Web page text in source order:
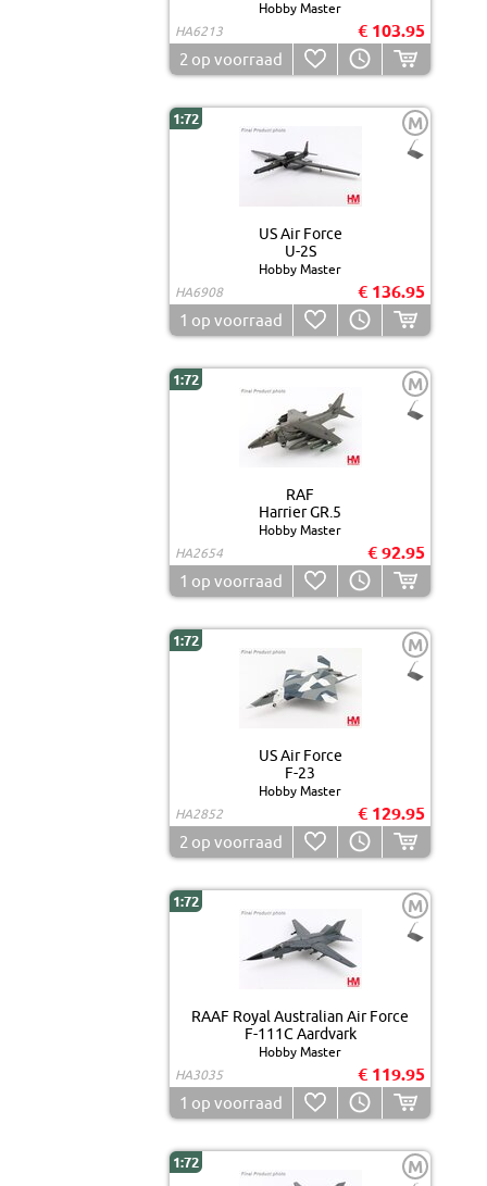
Hobby Master
HA6213
€ 103.95
2 op voorraad
1:72 M
US Air Force
U-2S
Hobby Master
HA6908
€ 136.95
1 op voorraad
1:72 M
RAF
Harrier GR.5
Hobby Master
HA2654
€ 92.95
1 op voorraad
1:72 M
US Air Force
F-23
Hobby Master
HA2852
€ 129.95
2 op voorraad
1:72 M
RAAF Royal Australian Air Force
F-111C Aardvark
Hobby Master
HA3035
€ 119.95
1 op voorraad
1:72 M